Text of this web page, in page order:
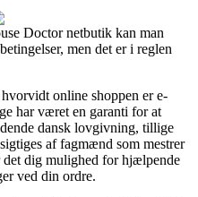
Doctor netbutik kan man
men det er i reglen
online shoppen er e-
har været en garanti for at
dansk lovgivning, tillige
af fagmænd som mestrer
dig mulighed for hjælpende
ved din ordre.